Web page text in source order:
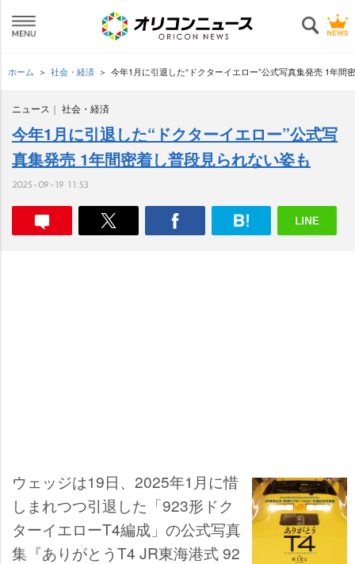
ホーム 社会・経済 今年1月に引退した“ドクターイエロー”公式写真集発売 1年間
ニュース 社会・経済
今年1月に引退した“ドクターイエロー”公式写
真集発売 1年間密着し普段見られない姿も
2025-09-19 11:53
ウェッジは19日、2025年1月に惜
しまれつつ引退した「923形ドク
ターイエローT4編成」の公式写真
集『ありがとうT4 JR東海港式 92